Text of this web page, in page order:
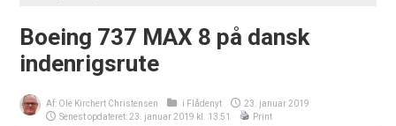
Boeing 737 MAX 8 på dansk
indenrigsrute
Af: Ole Kirchert Christensen i Flådenyt
23. januar 2019
Senest opdateret: 23. januar 2019 kl. 13:51
Print